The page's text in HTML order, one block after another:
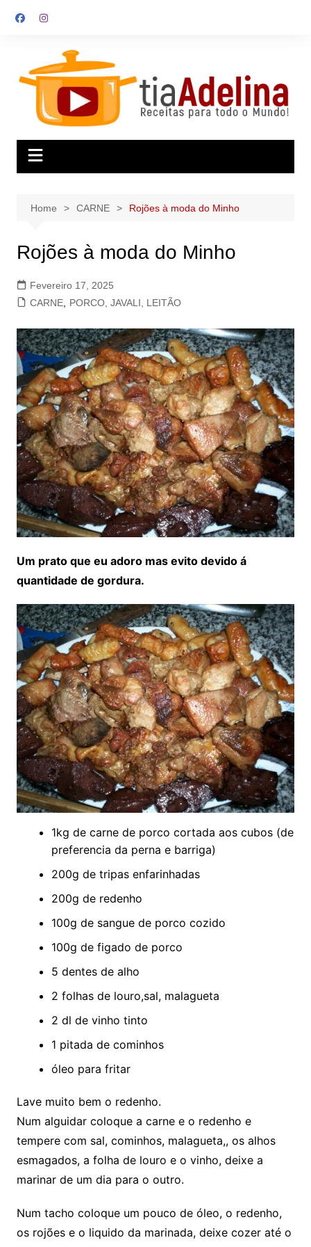
Home CARNE Rojões à moda do Minho
Rojões à moda do Minho
Fevereiro 17, 2025
CARNE, PORCO, JAVALI, LEITÃO
Um prato que eu adoro mas evito devido á
quantidade de gordura.
1kg de carne de porco cortada aos cubos (de
preferencia da perna e barriga)
200g de tripas enfarinhadas
200g de redenho
100g de sangue de porco cozido
100g de figado de porco
5 dentes de alho
2 folhas de louro,sal, malagueta
2 dl de vinho tinto
1 pitada de cominhos
óleo para fritar
Lave muito bem o redenho.
Num alguidar coloque a carne e o redenho e
tempere com sal, cominhos, malagueta,, os alhos
esmagados, a folha de louro e o vinho, deixe a
marinar de um dia para o outro.
Num tacho coloque um pouco de óleo, o redenho,
os rojões e o liquido da marinada, deixe cozer até o